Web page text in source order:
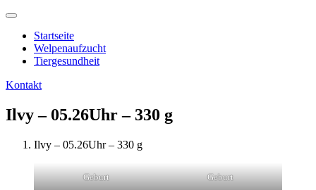
Startseite
Welpenaufzucht
Tiergesundheit
Kontakt
Ilvy – 05.26Uhr – 330 g
Ilvy – 05.26Uhr – 330 g
Geburt Geburt